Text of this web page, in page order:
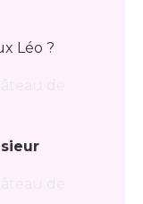
Léo ?